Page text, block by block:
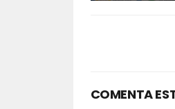
COMENTA